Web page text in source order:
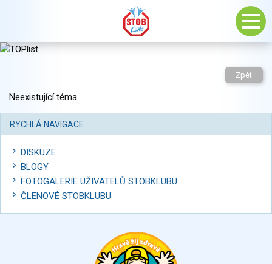
Zpět
Neexistující téma.
RYCHLÁ NAVIGACE
DISKUZE
BLOGY
FOTOGALERIE UŽIVATELŮ STOBKLUBU
ČLENOVÉ STOBKLUBU